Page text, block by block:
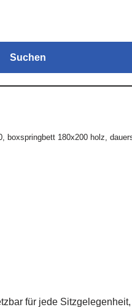
Suchen
, boxspringbett 180x200 holz,
für jede